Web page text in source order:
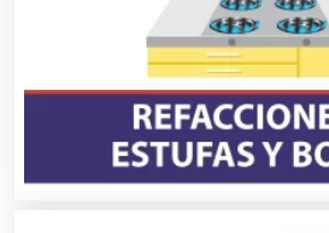
Artículos de Oficina
Artículos de Piel